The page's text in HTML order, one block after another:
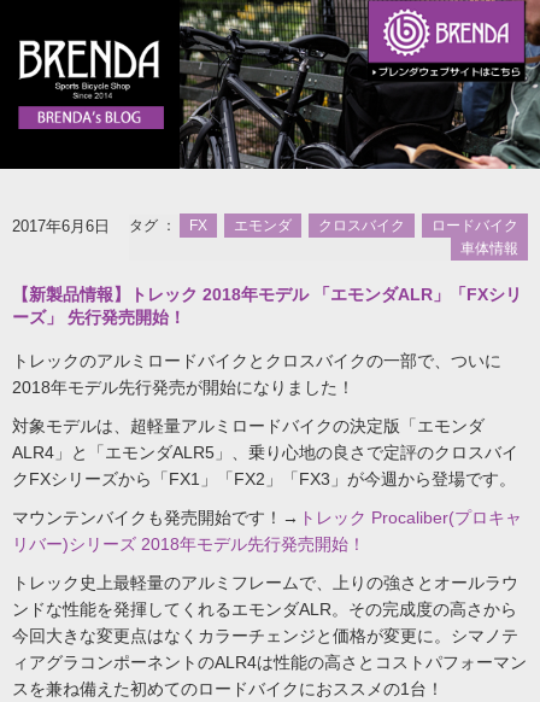
2017年6月6日 タグ ： FX エモンダ クロスバイク
ロードバイク
車体情報
【新製品情報】トレック 2018年モデル 「エモンダALR」「FXシリ
ーズ」 先行発売開始！
トレックのアルミロードバイクとクロスバイクの一部で、ついに
2018年モデル先行発売が開始になりました！
対象モデルは、超軽量アルミロードバイクの決定版「エモンダ
ALR4」と「エモンダALR5」、乗り心地の良さで定評のクロスバイ
クFXシリーズから「FX1」「FX2」「FX3」が今週から登場です。
マウンテンバイクも発売開始です！→ トレック Procaliber(プロキャ
リバー)シリーズ 2018年モデル先行発売開始！
トレック史上最軽量のアルミフレームで、上りの強さとオールラウ
ンドな性能を発揮してくれるエモンダALR。その完成度の高さから
今回大きな変更点はなくカラーチェンジと価格が変更に。シマノテ
ィアグラコンポーネントのALR4は性能の高さとコストパフォーマン
スを兼ね備えた初めてのロードバイクにおススメの1台！